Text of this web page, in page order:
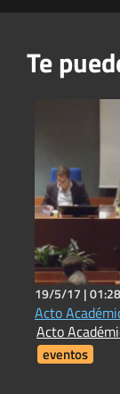
Te
19/5/17 |
Acto
Acto
eventos